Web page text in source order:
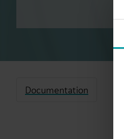
Documentation